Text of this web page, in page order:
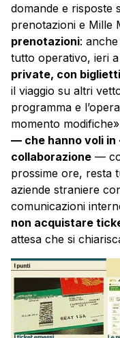
domande e risposte
prenotazioni e Mille
prenotazioni:
tutto operativo, ieri
private, con
il viaggio su altri
programma e
momento
— che hanno voli in
collaborazione —
prossime ore, resta
aziende straniere
comunicazioni
non acquistare
attesa che si